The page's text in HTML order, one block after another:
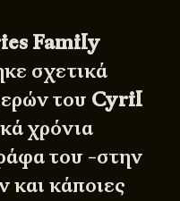
Family
σχετικά
του Cyril
χρόνια
του -στην
κάποιες